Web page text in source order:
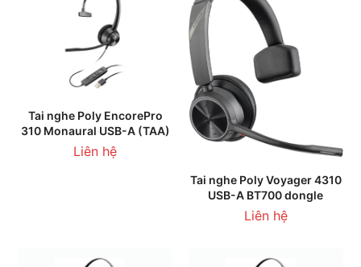
mới
nhất
Tai nghe Poly EncorePro
310 Monaural USB-A (TAA)
Liên hệ
Tai nghe Poly Voyager 4310
USB-A BT700 dongle
Liên hệ